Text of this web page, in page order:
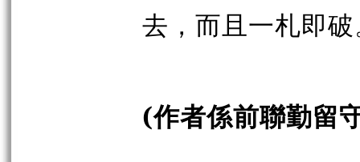
去，而且一札即
(作者係前聯勤留